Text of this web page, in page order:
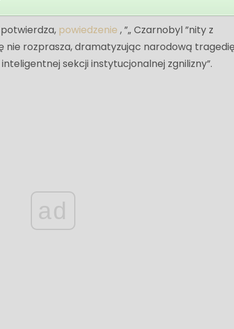
powiedzenie , ”„ Czarnobyl ”nity z
nie rozprasza, dramatyzując narodową
sekcji instytucjonalnej zgnilizny”.
ad